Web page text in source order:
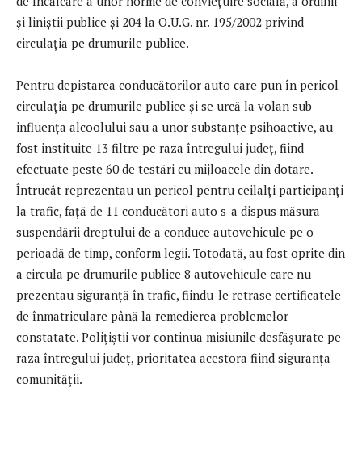
și liniștii publice și 204 la O.U.G. nr. 195/2002 privind
circulația pe drumurile publice.
Pentru depistarea conducătorilor auto care pun în pericol
circulația pe drumurile publice și se urcă la volan sub
influența alcoolului sau a unor substanțe psihoactive, au
fost instituite 13 filtre pe raza întregului județ, fiind
efectuate peste 60 de testări cu mijloacele din dotare.
Întrucât reprezentau un pericol pentru ceilalți participanți
la trafic, față de 11 conducători auto s-a dispus măsura
suspendării dreptului de a conduce autovehicule pe o
perioadă de timp, conform legii. Totodată, au fost oprite din
a circula pe drumurile publice 8 autovehicule care nu
prezentau siguranță în trafic, fiindu-le retrase certificatele
de înmatriculare până la remedierea problemelor
constatate. Polițiștii vor continua misiunile desfășurate pe
raza întregului județ, prioritatea acestora fiind siguranța
comunității.